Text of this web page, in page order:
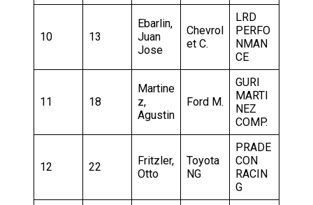
10 13
Ebarlin,
Juan
Jose
Chevrol
et C.
LRD
PERFO
NMAN
CE
11 18
Martine
z,
Agustin
Ford M.
GURI
MARTI
NEZ
COMP.
12 22
Fritzler,
Otto
Toyota
NG
PRADE
CON
RACIN
G